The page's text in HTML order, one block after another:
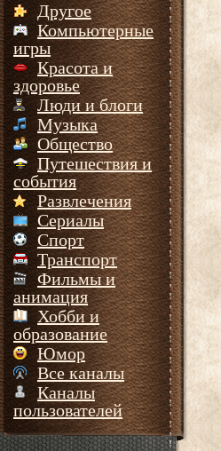
Другое
Компьютерные
игры
Красота и
здоровье
Люди и блоги
Музыка
Общество
Путешествия и
события
Развлечения
Сериалы
Спорт
Транспорт
Фильмы и
анимация
Хобби и
образование
Юмор
Все каналы
Каналы
пользователей